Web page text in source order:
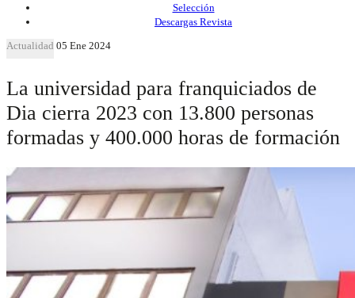
Selección
Descargas Revista
Actualidad 05 Ene 2024
La universidad para franquiciados de
Dia cierra 2023 con 13.800 personas
formadas y 400.000 horas de formación